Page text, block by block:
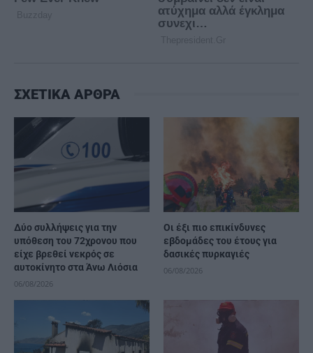
ΣΧΕΤΙΚΑ ΑΡΘΡΑ
Δύο συλλήψεις για την
υπόθεση του 72χρονου που
είχε βρεθεί νεκρός σε
αυτοκίνητο στα Άνω Λιόσια
06/08/2026
Οι έξι πιο επικίνδυνες
εβδομάδες του έτους για
δασικές πυρκαγιές
06/08/2026